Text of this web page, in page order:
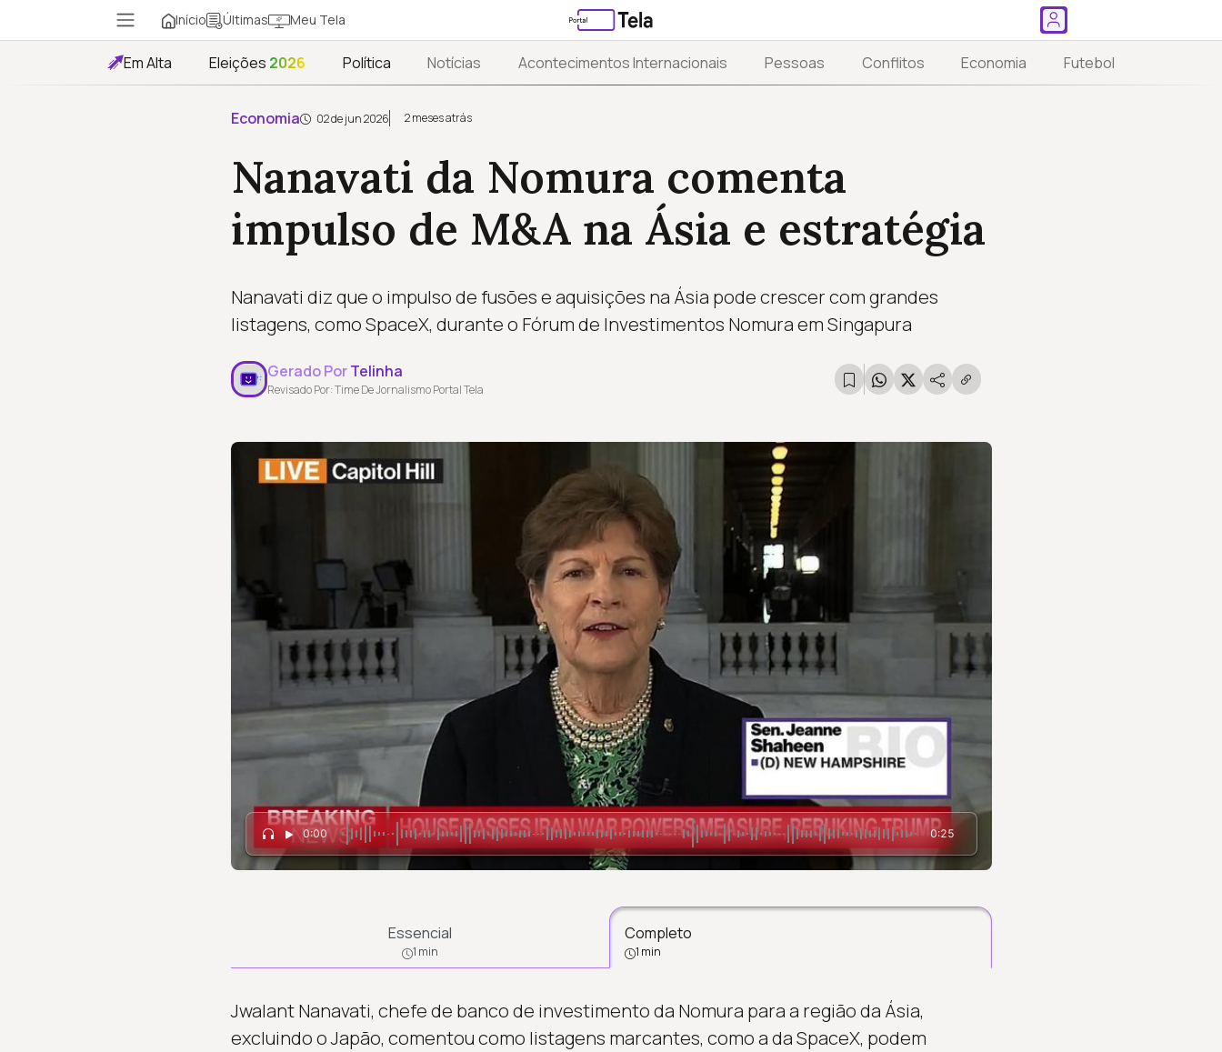
Início Últimas Meu Tela
Em Alta Eleições 2026 Política Notícias Acontecimentos Internacionais Pessoas Conflitos Economia Futebol
Economia 02 de jun 2026 2 meses atrás
Nanavati da Nomura comenta
impulso de M&A na Ásia e estratégia
Nanavati diz que o impulso de fusões e aquisições na Ásia pode crescer com grandes
listagens, como SpaceX, durante o Fórum de Investimentos Nomura em Singapura
Gerado PorTelinha
Revisado Por: Time De Jornalismo Portal Tela
0:00 0:25
Essencial
1 min
Completo
1 min
Jwalant Nanavati, chefe de banco de investimento da Nomura para a região da Ásia,
excluindo o Japão, comentou como listagens marcantes, como a da SpaceX, podem